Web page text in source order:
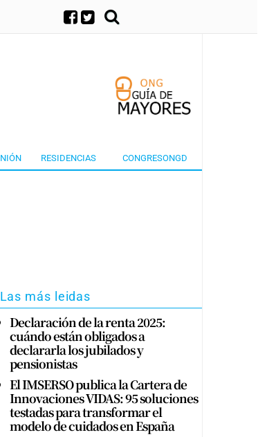
RESIDENCIAS CONGRESONGD
Las más leidas
Declaración de la renta 2025:
cuándo están obligados a
declararla los jubilados y
pensionistas
El IMSERSO publica la Cartera de
Innovaciones VIDAS: 95 soluciones
testadas para transformar el
modelo de cuidados en España